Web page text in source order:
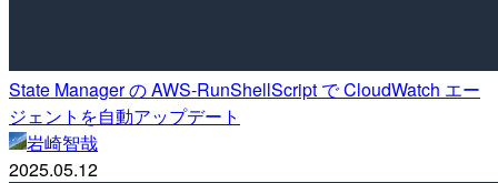
State Manager の AWS-RunShellScript で CloudWatch エー
ジェントを自動アップデート
岩崎智哉
2025.05.12